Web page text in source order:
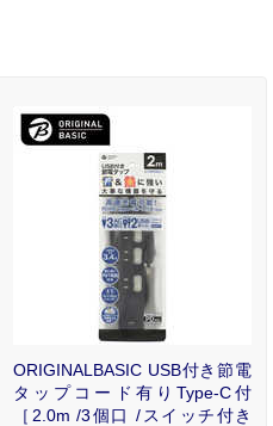
ORIGINALBASIC USB付き節電
タップコード有りType-C付
［2.0m /3個口 /スイッチ付き